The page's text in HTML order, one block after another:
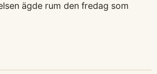
ägde rum den fredag som